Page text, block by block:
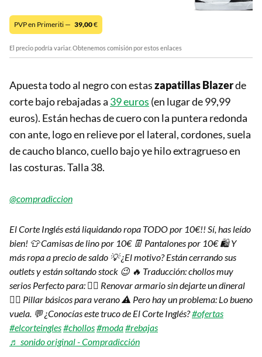
PVP en Primeriti — 39,00€
El precio podría variar. Obtenemos comisión por estos enlaces
Apuesta todo al negro con estaszapatillas Blazerde
corte bajo rebajadas a 39 euros (en lugar de 99,99
euros). Están hechas de cuero con la puntera redonda
con ante, logo en relieve por el lateral, cordones, suela
de caucho blanco, cuello bajo ye hilo extragrueso en
las costuras. Talla 38.
@compradiccion
El Corte Inglés está liquidando ropa TODO por 10€!! Sí, has leído
bien! 👕 Camisas de lino por 10€ 👖 Pantalones por 10€ 🛍️ Y
más ropa a precio de saldo 💡 ¿El motivo? Están cerrando sus
outlets y están soltando stock 😉 🔥 Traducción: chollos muy
serios Perfecto para: 👉🏽 Renovar armario sin dejarte un dineral
👉🏽 Pillar básicos para verano ⚠️ Pero hay un problema: Lo bueno
vuela. 💬 ¿Conocías este truco de El Corte Inglés?#ofertas
#elcorteingles#chollos#moda#rebajas
♬ sonido original - Compradicción